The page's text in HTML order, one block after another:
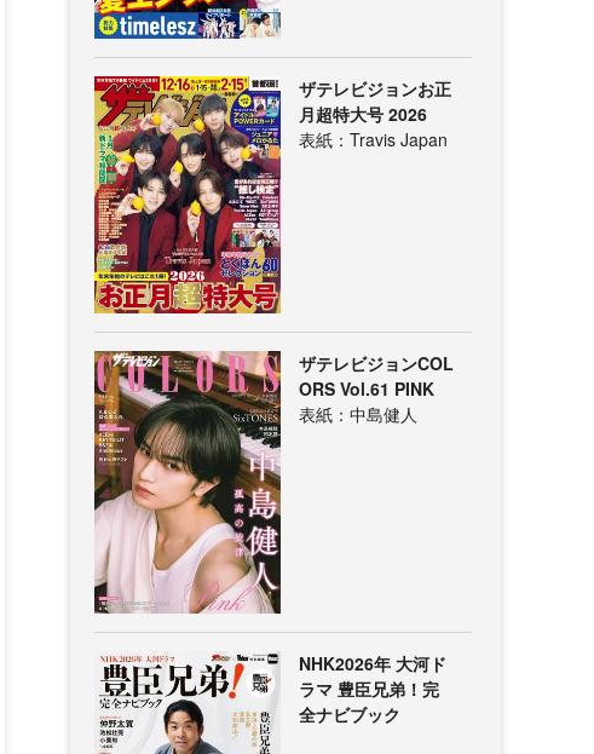
ザテレビジョンお正
月超特大号 2026
表紙：Travis Japan
ザテレビジョンCOL
ORS Vol.61 PINK
表紙：中島健人
NHK2026年 大河ド
ラマ 豊臣兄弟！完
全ナビブック